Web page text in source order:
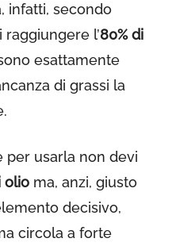
infatti, secondo
l’80% di
esattamente
di grassi la
per usarla non devi
olio ma, anzi, giusto
decisivo,
circola a forte